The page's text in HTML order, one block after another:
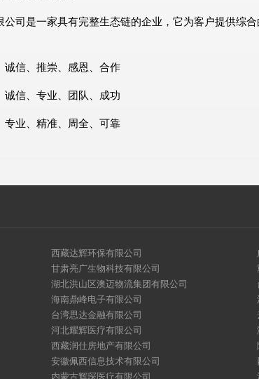
公司是一家具有完整生态链的企业，它为客户提供综
诚信、推崇、感恩、合作
诚信、专业、团队、成功
专业、精准、周全、可靠
西藏达辉环保有限公司
甘肃亮广生物科技有限公司
湖北洪山区澳迈物流集团有限公司
海南鼎峰电子有限公司
台湾思达金融有限公司
河北耀辉医疗有限公司
西藏润仕房地产有限公司
安徽佩西信息技术有限公司
内蒙古辉琛医疗有限公司